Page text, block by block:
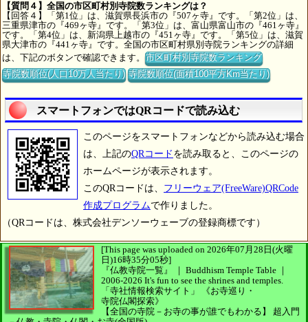
【質問４】全国の市区町村別寺院数ランキングは？
【回答４】「第1位」は、滋賀県長浜市の『507ヶ寺』です。「第2位」は、
三重県津市の『469ヶ寺』です。「第3位」は、富山県富山市の『461ヶ寺』
です。「第4位」は、新潟県上越市の『451ヶ寺』です。「第5位」は、滋賀
県大津市の『441ヶ寺』です。全国の市区町村県別寺院ランキングの詳細
は、下記のボタンで確認できます。市区町村別寺院数ランキング
寺院数順位(人口10万人当たり) 寺院数順位(面積100平方Km当たり)
スマートフォンではQRコードで読み込む
このページをスマートフォンなどから読み込む場合
は、上記のQRコード を読み取ると、このページの
ホームページが表示されます。
このQRコードは、 フリーウェア(FreeWare)QRCode
作成プログラムで作りました。
（QRコードは、株式会社デンソーウェーブの登録商標です）
[This page was uploaded on 2026年07月28日(火曜
日)16時35分05秒]
『仏教寺院一覧』 ｜ Buddhism Temple Table ｜
2006-2026 It's fun to see the shrines and temples.
「寺社情報検索サイト」
《お寺巡り・
寺院仏閣探索》
【全国の寺院－お寺の事が誰でもわかる】
超入門